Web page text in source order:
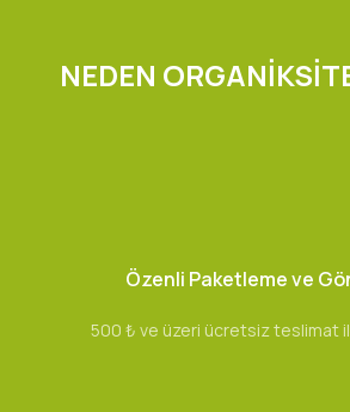
NEDEN
Özenli Paketleme ve
500 ₺ ve üzeri ücretsiz teslimat